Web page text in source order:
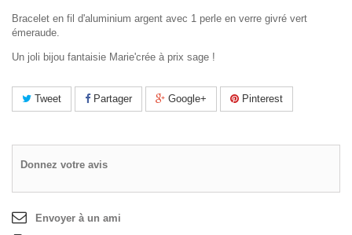
Bracelet en fil d'aluminium argent avec 1 perle en verre givré vert
émeraude.
Un joli bijou fantaisie Marie'crée à prix sage !
Tweet Partager Google+ Pinterest
Donnez votre avis
Envoyer à un ami